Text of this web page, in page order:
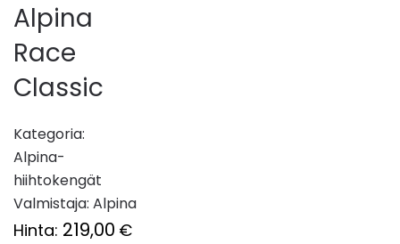
Alpina
Race
Classic
Kategoria:
Alpina-
hiihtokengät
Valmistaja: Alpina
Hinta: 219,00 €